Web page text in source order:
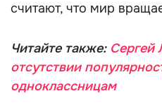
считают, что мир
Читайте также: Сергей
отсутствии
одноклассницам